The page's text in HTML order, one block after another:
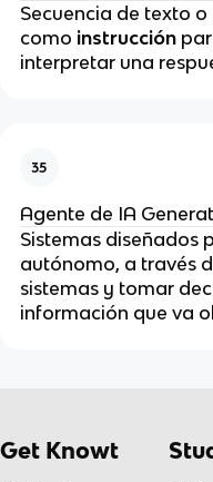
Secuencia de texto
como instrucción
interpretar una
35
Agente de IA
Sistemas diseñados
autónomo, a través
sistemas y tomar
información que va
Get Knowt